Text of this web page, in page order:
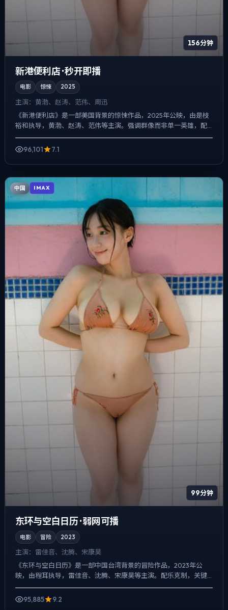
156分钟
新港便利店 · 秒开即播
电影 惊悚 2025
主演： 黄渤、赵涛、范伟、周迅
《新港便利店》是一部美国背景的惊悚作品，2025年公映，由是枝
裕和执导，黄渤、赵涛、范伟等主演。强调群像而非单一英雄，配
96,101
7.1
中国 IMAX
99分钟
东环与空白日历 · 弱网可播
电影 冒险 2023
主演： 雷佳音、沈腾、宋康昊
《东环与空白日历》是一部中国台湾背景的冒险作品，2023年公
映，由程耳执导，雷佳音、沈腾、宋康昊等主演。配乐克制，关键
95,885
9.2